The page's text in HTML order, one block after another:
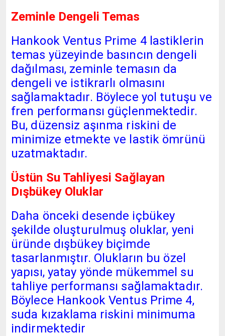
Zeminle Dengeli Temas
Hankook Ventus Prime 4 lastiklerin
temas yüzeyinde basıncın dengeli
dağılması, zeminle temasın da
dengeli ve istikrarlı olmasını
sağlamaktadır. Böylece yol tutuşu ve
fren performansı güçlenmektedir.
Bu, düzensiz aşınma riskini de
minimize etmekte ve lastik ömrünü
uzatmaktadır.
Üstün Su Tahliyesi Sağlayan
Dışbükey Oluklar
Daha önceki desende içbükey
şekilde oluşturulmuş oluklar, yeni
üründe dışbükey biçimde
tasarlanmıştır. Olukların bu özel
yapısı, yatay yönde mükemmel su
tahliye performansı sağlamaktadır.
Böylece Hankook Ventus Prime 4,
suda kızaklama riskini minimuma
indirmektedir